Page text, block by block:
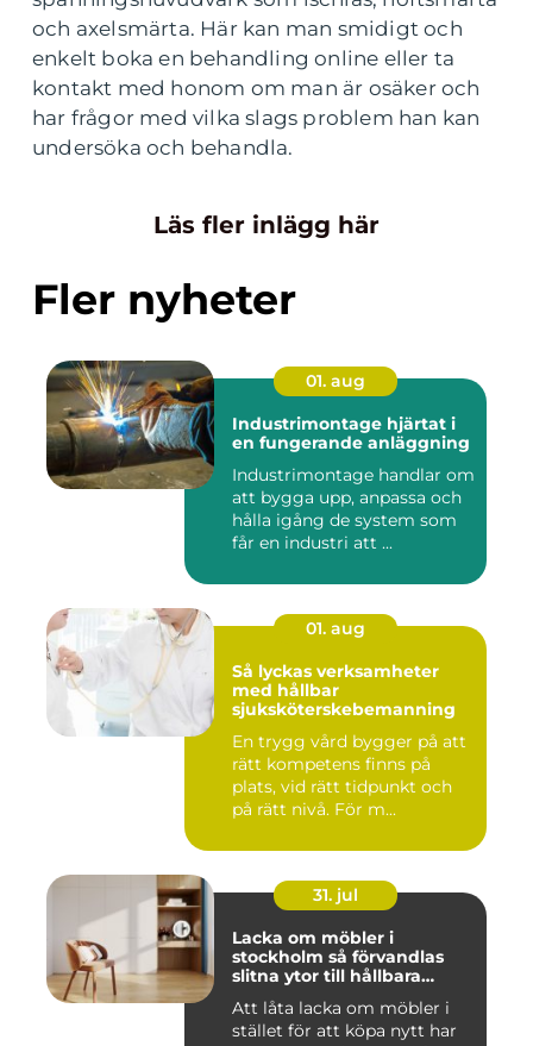
och axelsmärta. Här kan man smidigt och
enkelt boka en behandling online eller ta
kontakt med honom om man är osäker och
har frågor med vilka slags problem han kan
undersöka och behandla.
Läs fler inlägg här
Fler nyheter
01. aug
Industrimontage hjärtat i
en fungerande anläggning
Industrimontage handlar om
att bygga upp, anpassa och
hålla igång de system som
får en industri att ...
01. aug
Så lyckas verksamheter
med hållbar
sjuksköterskebemanning
En trygg vård bygger på att
rätt kompetens finns på
plats, vid rätt tidpunkt och
på rätt nivå. För m...
31. jul
Lacka om möbler i
stockholm så förvandlas
slitna ytor till hållbara
Att låta lacka om möbler i
stället för att köpa nytt har